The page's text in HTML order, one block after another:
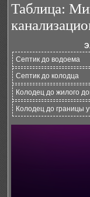
Таблица:
Септик до водоема
Септик до колодца
Колодец до жилого
Колодец до границы